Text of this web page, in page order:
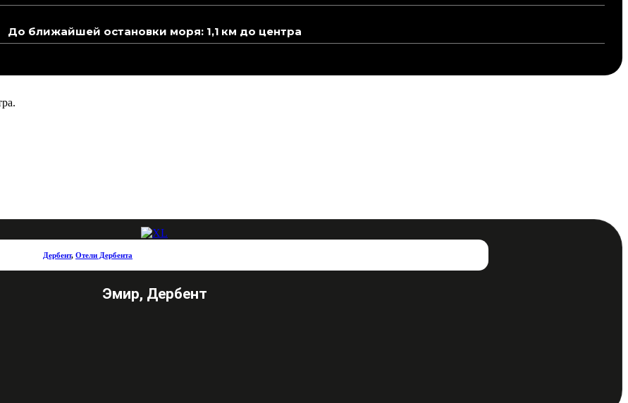
До ближайшей остановки моря: 1,1 км до центра
Дербент,Отели Дербента
Эмир, Дербент